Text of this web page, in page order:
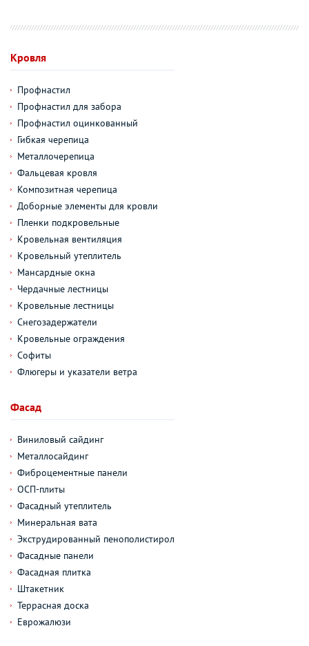
Кровля
Профнастил
Профнастил для забора
Профнастил оцинкованный
Гибкая черепица
Металлочерепица
Фальцевая кровля
Композитная черепица
Доборные элементы для кровли
Пленки подкровельные
Кровельная вентиляция
Кровельный утеплитель
Мансардные окна
Чердачные лестницы
Кровельные лестницы
Снегозадержатели
Кровельные ограждения
Софиты
Флюгеры и указатели ветра
Фасад
Виниловый сайдинг
Металлосайдинг
Фиброцементные панели
ОСП-плиты
Фасадный утеплитель
Минеральная вата
Экструдированный пенополистирол
Фасадные панели
Фасадная плитка
Штакетник
Террасная доска
Еврожалюзи